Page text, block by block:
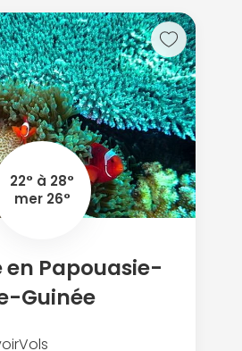
22° à 28°
mer 26°
en Papouasie-
Guinée
Vols